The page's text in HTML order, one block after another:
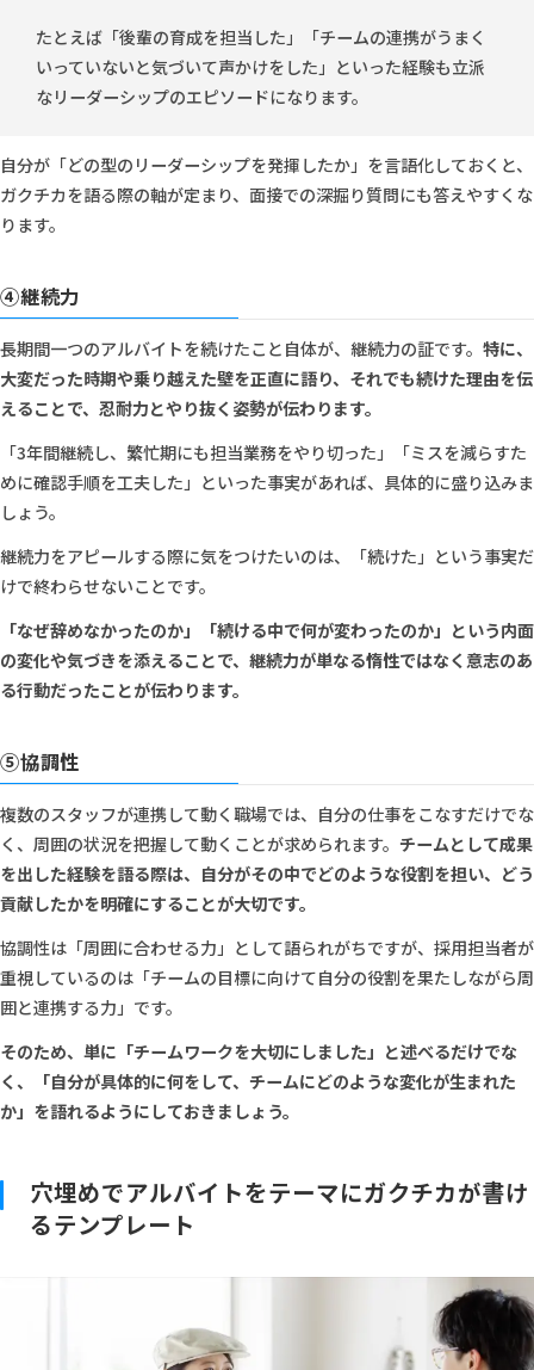
たとえば「後輩の育成を担当した」「チームの連携がうまく
いっていないと気づいて声かけをした」といった経験も立派
なリーダーシップのエピソードになります。
自分が「どの型のリーダーシップを発揮したか」を言語化しておくと、
ガクチカを語る際の軸が定まり、面接での深掘り質問にも答えやすくな
ります。
④継続力
長期間一つのアルバイトを続けたこと自体が、継続力の証です。 特に、
大変だった時期や乗り越えた壁を正直に語り、それでも続けた理由を伝
えることで、忍耐力とやり抜く姿勢が伝わります。
「3年間継続し、繁忙期にも担当業務をやり切った」「ミスを減らすた
めに確認手順を工夫した」といった事実があれば、具体的に盛り込みま
しょう。
継続力をアピールする際に気をつけたいのは、「続けた」という事実だ
けで終わらせないことです。
「なぜ辞めなかったのか」「続ける中で何が変わったのか」という内面
の変化や気づきを添えることで、継続力が単なる惰性ではなく意志のあ
る行動だったことが伝わります。
⑤協調性
複数のスタッフが連携して動く職場では、自分の仕事をこなすだけでな
く、周囲の状況を把握して動くことが求められます。 チームとして成果
を出した経験を語る際は、自分がその中でどのような役割を担い、どう
貢献したかを明確にすることが大切です。
協調性は「周囲に合わせる力」として語られがちですが、採用担当者が
重視しているのは「チームの目標に向けて自分の役割を果たしながら周
囲と連携する力」です。
そのため、単に「チームワークを大切にしました」と述べるだけでな
く、「自分が具体的に何をして、チームにどのような変化が生まれた
か」を語れるようにしておきましょう。
穴埋めでアルバイトをテーマにガクチカが書け
るテンプレート